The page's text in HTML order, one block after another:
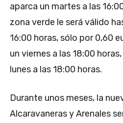
aparca un martes a las
zona verde le será válido
16:00 horas, sólo por 0,60
un viernes a las 18:00
lunes a las 18:00 horas.
Durante unos meses, la
Alcaravaneras y Arenales